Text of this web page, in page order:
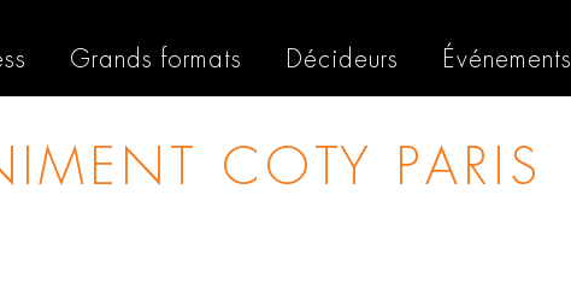
Grands formats Décideurs Événements
COTY PARIS